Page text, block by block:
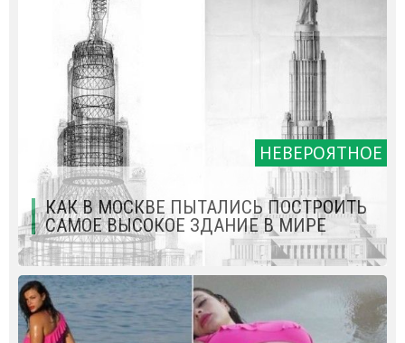
НЕВЕРОЯТНОЕ
КАК В МОСКВЕ ПЫТАЛИСЬ ПОСТРОИТЬ
САМОЕ ВЫСОКОЕ ЗДАНИЕ В МИРЕ